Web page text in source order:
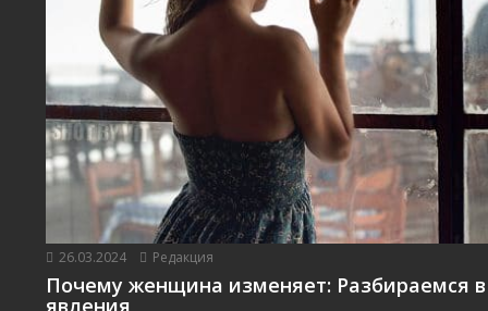
26.03.2024 Редакция
Почему женщина изменяет: Разбираемся в
явления